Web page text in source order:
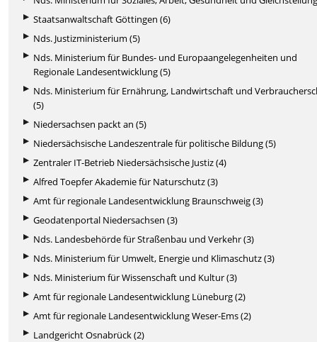
Staatsanwaltschaft Göttingen (6)
Nds. Justizministerium (5)
Nds. Ministerium für Bundes- und Europaangelegenheiten und
Regionale Landesentwicklung (5)
Nds. Ministerium für Ernährung, Landwirtschaft und
(5)
Niedersachsen packt an (5)
Niedersächsische Landeszentrale für politische Bildung (5)
Zentraler IT-Betrieb Niedersächsische Justiz (4)
Alfred Toepfer Akademie für Naturschutz (3)
Amt für regionale Landesentwicklung Braunschweig (3)
Geodatenportal Niedersachsen (3)
Nds. Landesbehörde für Straßenbau und Verkehr (3)
Nds. Ministerium für Umwelt, Energie und Klimaschutz (3)
Nds. Ministerium für Wissenschaft und Kultur (3)
Amt für regionale Landesentwicklung Lüneburg (2)
Amt für regionale Landesentwicklung Weser-Ems (2)
Landgericht Osnabrück (2)